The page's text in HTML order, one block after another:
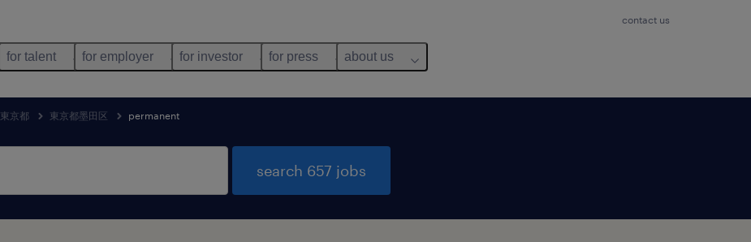
contact us
for talent for employer for investor for press about us
東京都 東京都墨田区 permanent
search 657 jobs